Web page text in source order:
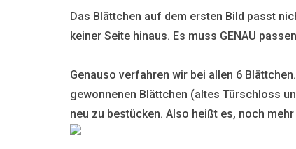
Das Blättchen auf dem ersten Bild passt
keiner Seite hinaus. Es muss GENAU
Genauso verfahren wir bei allen 6
gewonnenen Blättchen (altes Türschloss
neu zu bestücken. Also heißt es, noch